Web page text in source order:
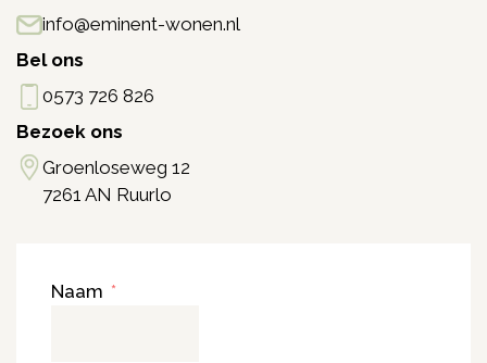
info@eminent-wonen.nl
Bel ons
0573 726 826
Bezoek ons
Groenloseweg 12
7261 AN Ruurlo
Naam